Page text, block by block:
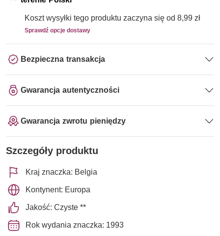
Koszt wysyłki tego produktu zaczyna się od 8,99 zł
Sprawdź opcje dostawy
Bezpieczna transakcja
Gwarancja autentyczności
Gwarancja zwrotu pieniędzy
Szczegóły produktu
Kraj znaczka: Belgia
Kontynent: Europa
Jakość: Czyste **
Rok wydania znaczka: 1993